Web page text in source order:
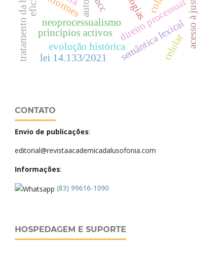
direito processual
evolução histórica
neoprocessualismo acesso à justiça
princípios activos semântica lexical
celular
lei 14.133/2021
CONTATO
Envio de publicações:
editorial@revistaacademicadalusofonia.com
Informações:
(83) 99616-1090
HOSPEDAGEM E SUPORTE